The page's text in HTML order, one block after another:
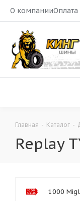
О компанииОплата
Главная - Каталог -
Replay
1000